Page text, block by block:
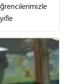
geçen bu
fırsatı